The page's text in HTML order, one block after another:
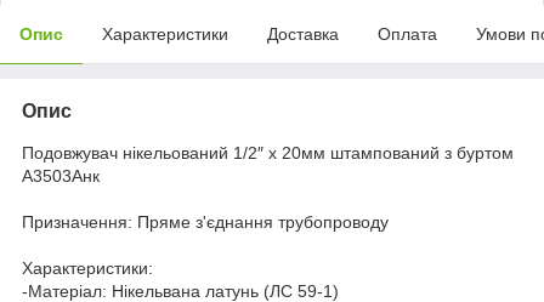
Опис Характеристики Доставка Оплата Умови
Опис
Подовжувач нікельований 1/2″ х 20мм штампований з буртом
А3503Анк
Призначення: Пряме з'єднання трубопроводу
Характеристики:
-Матеріал: Нікельвана латунь (ЛС 59-1)